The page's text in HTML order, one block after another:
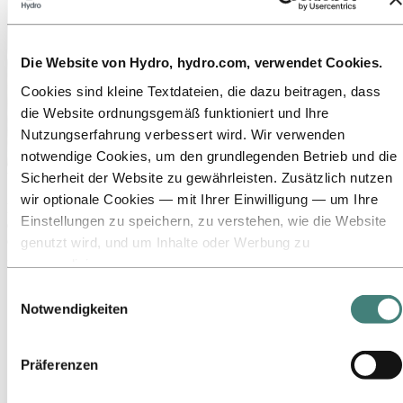
Die Website von Hydro, hydro.com, verwendet Cookies.
Cookies sind kleine Textdateien, die dazu beitragen, dass
die Website ordnungsgemäß funktioniert und Ihre
Nutzungserfahrung verbessert wird. Wir verwenden
notwendige Cookies, um den grundlegenden Betrieb und die
Sicherheit der Website zu gewährleisten. Zusätzlich nutzen
wir optionale Cookies — mit Ihrer Einwilligung — um Ihre
Einstellungen zu speichern, zu verstehen, wie die Website
genutzt wird, und um Inhalte oder Werbung zu
Tools wir für Sicherheits‑, Analyse‑ oder Werbezwecke
verwenden. Diese Drittanbieter können die Informationen,
die sie über Ihre Nutzung unserer Website sammeln, mit
anderen Daten kombinieren, die Sie ihnen bereitgestellt
Notwendigkeiten
Präferenzen
Über Hydro
Hydro ist ein führendes Unternehmen für Aluminium und
erneuerbare Energien, das Unternehmen und Partnerschaften für
eine nachhaltigere Zukunft aufbaut. Wir beschäftigen
Produkte
Branchen, in denen wir tätig sind
ALUMINIUM 2026